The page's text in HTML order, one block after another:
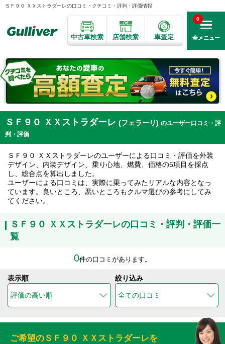
ＳＦ９０ ＸＸストラダーレの口コミ・クチコミ・評判・評価情報
中古車検索 店舗検索 車査定 全メニュー
0
ＳＦ９０ ＸＸストラダーレ (フェラーリ) のユーザー口コミ・評
判・評価
ＳＦ９０ ＸＸストラダーレのユーザーによる口コミ・評価を外装
デザイン、内装デザイン、乗り心地、燃費、価格の5項目を採点
し、総合点を算出しました。
ユーザーによる口コミは、実際に乗ってみたリアルな内容となっ
ています。良いところ、悪いところもクルマ選びの参考にしてみ
てください。
ＳＦ９０ ＸＸストラダーレの口コミ・評判・評価一
覧
0件の口コミがあります。
表示順 絞り込み
ご希望のＳＦ９０ ＸＸストラダーレを